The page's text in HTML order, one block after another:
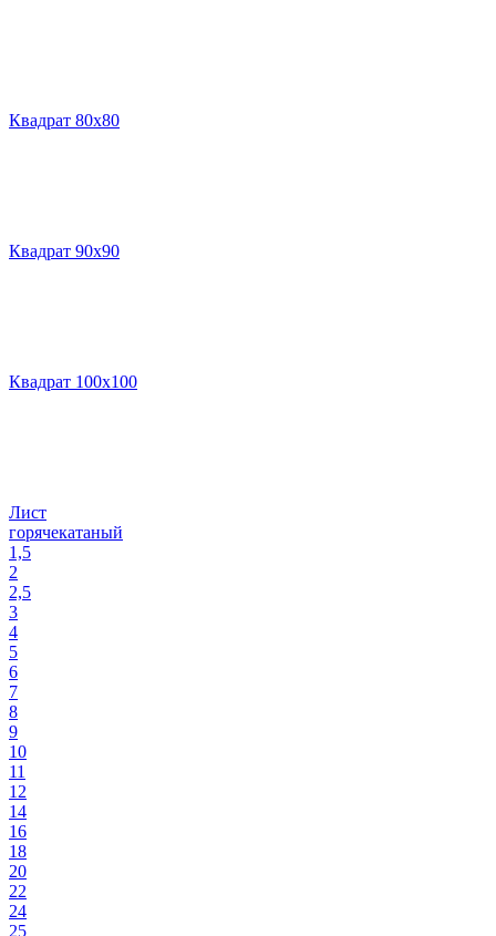
Квадрат 80х80
Квадрат 90х90
Квадрат 100х100
Лист
горячекатаный
1,5
2
2,5
3
4
5
6
7
8
9
10
11
12
14
16
18
20
22
24
25